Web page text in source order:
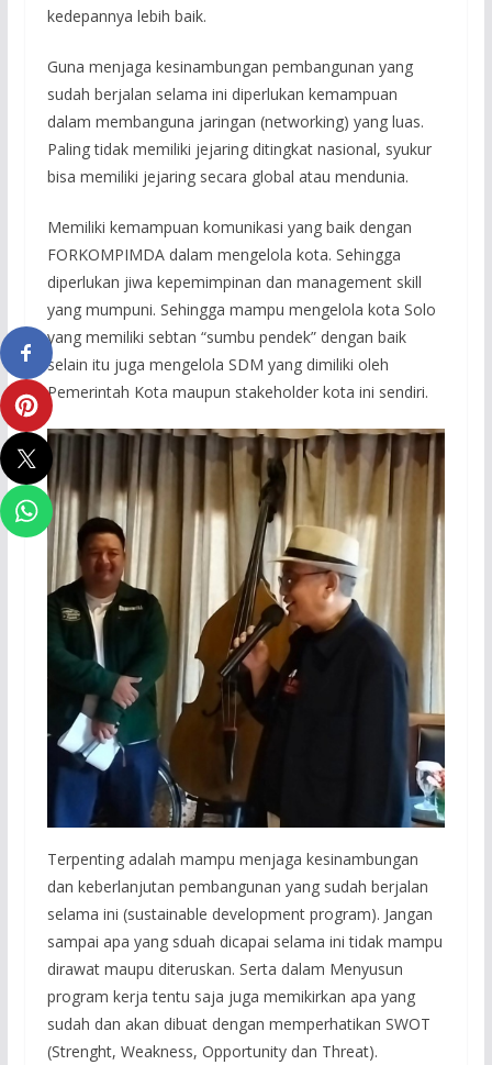
kedepannya lebih baik.
Guna menjaga kesinambungan pembangunan yang
sudah berjalan selama ini diperlukan kemampuan
dalam membanguna jaringan (networking) yang luas.
Paling tidak memiliki jejaring ditingkat nasional, syukur
bisa memiliki jejaring secara global atau mendunia.
Memiliki kemampuan komunikasi yang baik dengan
FORKOMPIMDA dalam mengelola kota. Sehingga
diperlukan jiwa kepemimpinan dan management skill
yang mumpuni. Sehingga mampu mengelola kota Solo
yang memiliki sebtan “sumbu pendek” dengan baik
selain itu juga mengelola SDM yang dimiliki oleh
Pemerintah Kota maupun stakeholder kota ini sendiri.
Terpenting adalah mampu menjaga kesinambungan
dan keberlanjutan pembangunan yang sudah berjalan
selama ini (sustainable development program). Jangan
sampai apa yang sduah dicapai selama ini tidak mampu
dirawat maupu diteruskan. Serta dalam Menyusun
program kerja tentu saja juga memikirkan apa yang
sudah dan akan dibuat dengan memperhatikan SWOT
(Strenght, Weakness, Opportunity dan Threat).